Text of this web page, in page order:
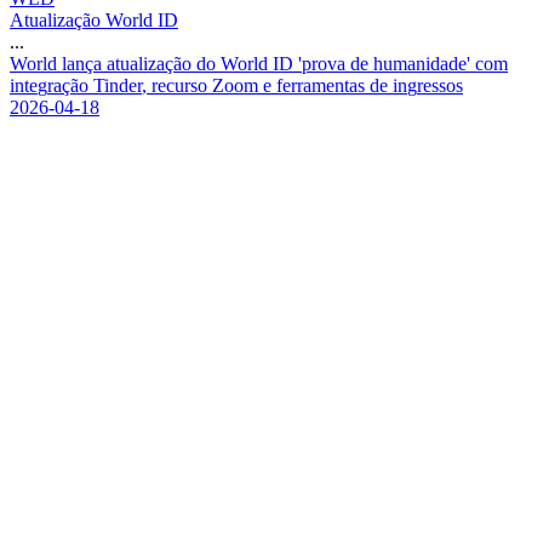
Atualização World ID
...
World lança atualização do World ID 'prova de humanidade' com
integração Tinder, recurso Zoom e ferramentas de ingressos
2026-04-18